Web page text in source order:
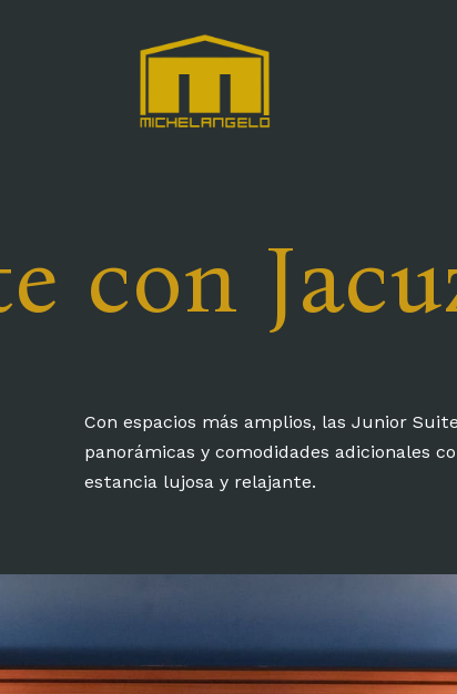
con
Con espacios más amplios, las Junior
panorámicas y comodidades adicionales
estancia lujosa y relajante.